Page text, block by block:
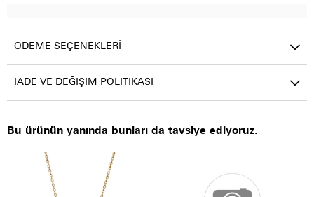
ÖDEME SEÇENEKLERI
İADE VE DEĞIŞIM POLITIKASI
Bu ürünün yanında bunları da tavsiye ediyoruz.